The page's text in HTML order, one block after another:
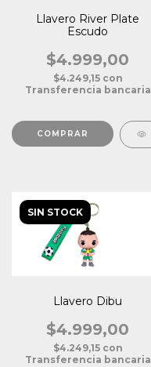
Llavero River Plate
Escudo
$4.999,00
$4.249,15 con
Transferencia bancaria
SIN STOCK
Llavero Dibu
$4.999,00
$4.249,15 con
Transferencia bancaria